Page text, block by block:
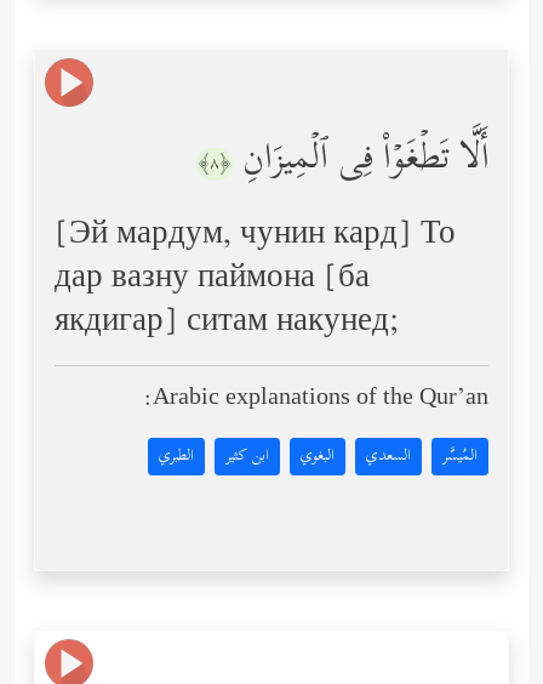
أَلَّا تَطۡغَوۡاْ فِی ٱلۡمِیزَانِ ﴿٨﴾
[Эй мардум, чунин кард] То
дар вазну паймона [ба
якдигар] ситам накунед;
Arabic explanations of the Qur’an:
المُيسَّر السعدي البغوي ابن كثير الطبري